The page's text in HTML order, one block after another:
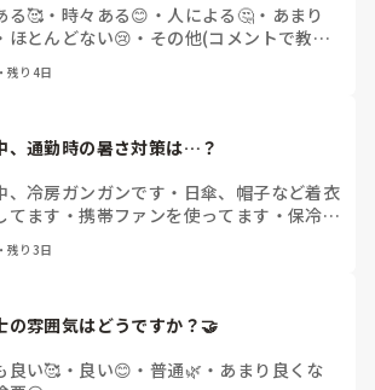
る🥰 ・ 時々ある😊 ・ 人による🤔 ・ あまり
ほとんどない😢 ・ その他(コメントで教え
い)
残り4日
、通勤時の暑さ対策は…？
、冷房ガンガンです ・ 日傘、帽子など着衣
てます ・携帯ファンを使ってます ・ 保冷剤
んでいます
他（コメントで教えて下さい）
残り3日
の雰囲気はどうですか？🤝
良い🥰 ・ 良い😊 ・ 普通🌿 ・ あまり良くな